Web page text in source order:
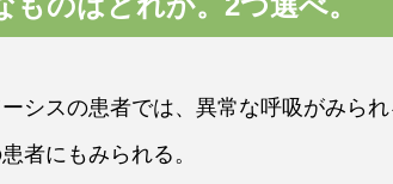
シスの患者では、異常な呼吸がみられ
者にもみられる。